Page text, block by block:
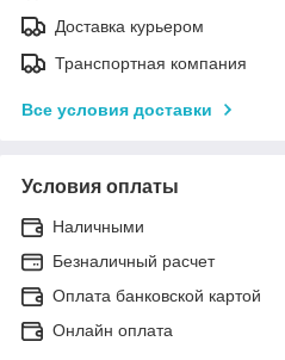
Доставка курьером
Транспортная компания
Все условия доставки
Условия оплаты
Наличными
Безналичный расчет
Оплата банковской картой
Онлайн оплата